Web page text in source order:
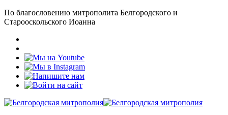
По благословению митрополита Белгородского и
Старооскольского Иоанна